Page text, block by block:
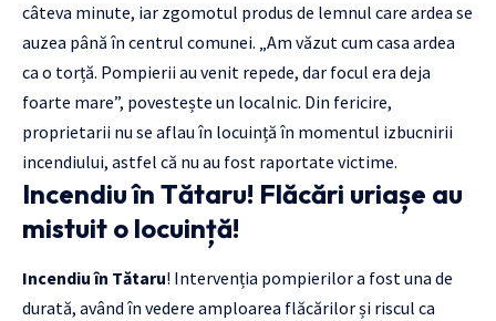
câteva minute, iar zgomotul produs de lemnul care ardea se
auzea până în centrul comunei. „Am văzut cum casa ardea
ca o torță. Pompierii au venit repede, dar focul era deja
foarte mare”, povestește un localnic. Din fericire,
proprietarii nu se aflau în locuință în momentul izbucnirii
incendiului, astfel că nu au fost raportate victime.
Incendiu în Tătaru! Flăcări uriașe au
mistuit o locuință!
Incendiu în Tătaru! Intervenția pompierilor a fost una de
durată, având în vedere amploarea flăcărilor și riscul ca